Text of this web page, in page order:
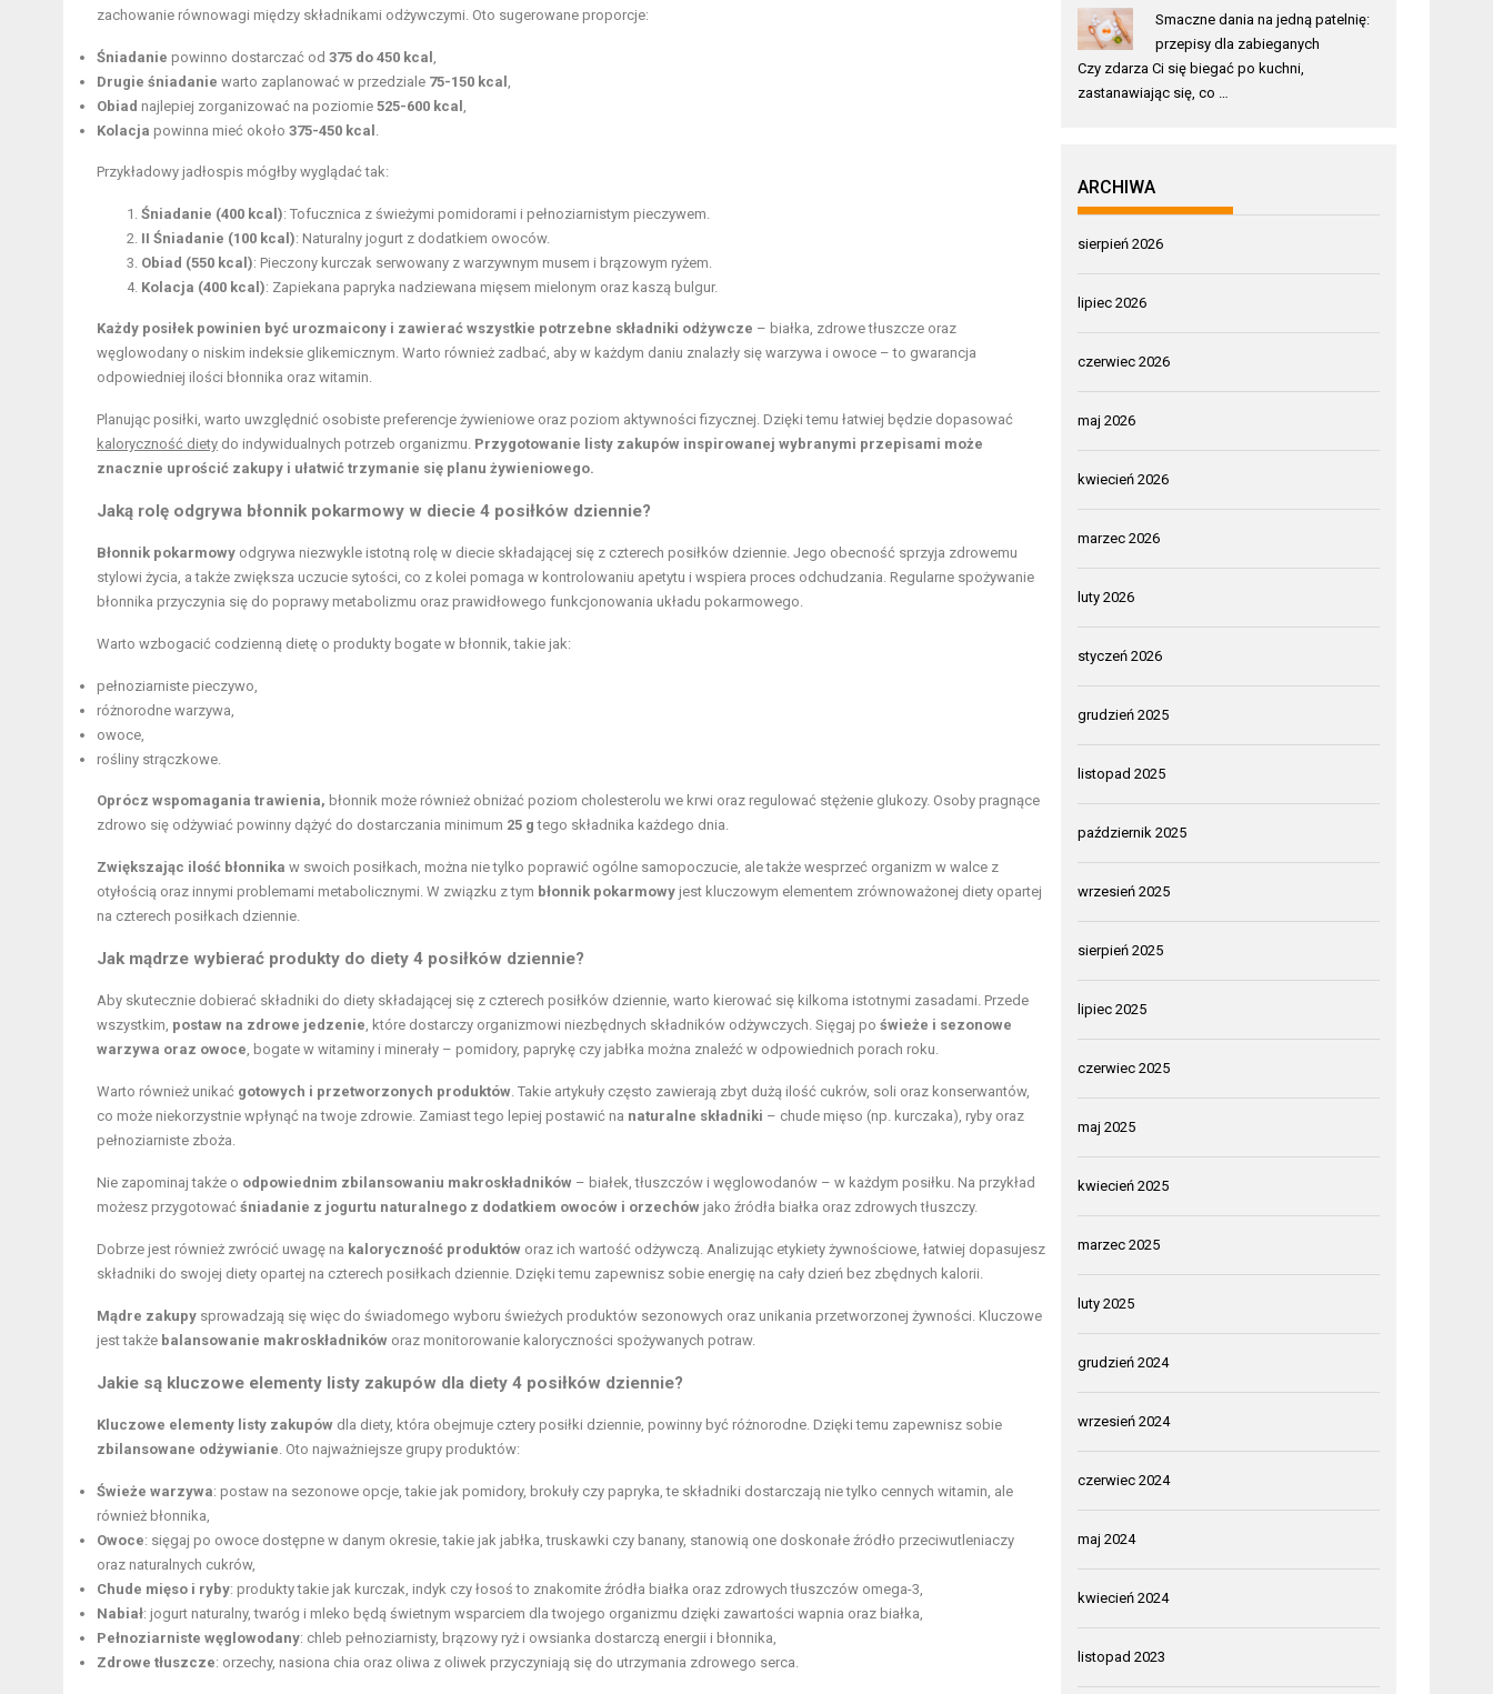
zachowanie równowagi między składnikami odżywczymi. Oto sugerowane proporcje:
Śniadanie powinno dostarczać od 375 do 450 kcal
Drugie śniadanie warto zaplanować w przedziale 75-150 kcal
Obiad najlepiej zorganizować na poziomie 525-600 kcal
Kolacja powinna mieć około 375-450 kcal
Przykładowy jadłospis mógłby wyglądać tak:
Śniadanie (400 kcal): Tofucznica z świeżymi pomidorami i pełnoziarnistym pieczywem.
II Śniadanie (100 kcal): Naturalny jogurt z dodatkiem owoców.
Obiad (550 kcal): Pieczony kurczak serwowany z warzywnym musem i brązowym ryżem.
Kolacja (400 kcal): Zapiekana papryka nadziewana mięsem mielonym oraz kaszą bulgur.
Każdy posiłek powinien być urozmaicony i zawierać wszystkie potrzebne składniki odżywcze – białka, zdrowe tłuszcze oraz
węglowodany o niskim indeksie glikemicznym. Warto również zadbać, aby w każdym daniu znalazły się warzywa i owoce – to gwarancja
odpowiedniej ilości błonnika oraz witamin.
Planując posiłki, warto uwzględnić osobiste preferencje żywieniowe oraz poziom aktywności fizycznej. Dzięki temu łatwiej będzie dopasować
kaloryczność diety do indywidualnych potrzeb organizmu. Przygotowanie listy zakupów inspirowanej wybranymi przepisami może
znacznie uprościć zakupy i ułatwić trzymanie się planu żywieniowego.
Jaką rolę odgrywa błonnik pokarmowy w diecie 4 posiłków dziennie?
Błonnik pokarmowy odgrywa niezwykle istotną rolę w diecie składającej się z czterech posiłków dziennie. Jego obecność sprzyja zdrowemu
stylowi życia, a także zwiększa uczucie sytości, co z kolei pomaga w kontrolowaniu apetytu i wspiera proces odchudzania. Regularne spożywanie
błonnika przyczynia się do poprawy metabolizmu oraz prawidłowego funkcjonowania układu pokarmowego.
Warto wzbogacić codzienną dietę o produkty bogate w błonnik, takie jak:
pełnoziarniste pieczywo,
różnorodne warzywa,
owoce,
rośliny strączkowe.
Oprócz wspomagania trawienia, błonnik może również obniżać poziom cholesterolu we krwi oraz regulować stężenie glukozy. Osoby pragnące
zdrowo się odżywiać powinny dążyć do dostarczania minimum 25 g tego składnika każdego dnia.
Zwiększając ilość błonnika w swoich posiłkach, można nie tylko poprawić ogólne samopoczucie, ale także wesprzeć organizm w walce z
otyłością oraz innymi problemami metabolicznymi. W związku z tym błonnik pokarmowy jest kluczowym elementem zrównoważonej diety opartej
na czterech posiłkach dziennie.
Jak mądrze wybierać produkty do diety 4 posiłków dziennie?
Aby skutecznie dobierać składniki do diety składającej się z czterech posiłków dziennie, warto kierować się kilkoma istotnymi zasadami. Przede
wszystkim, postaw na zdrowe jedzenie , które dostarczy organizmowi niezbędnych składników odżywczych. Sięgaj po świeże i sezonowe
warzywa oraz owoce , bogate w witaminy i minerały – pomidory, paprykę czy jabłka można znaleźć w odpowiednich porach roku.
Warto również unikać gotowych i przetworzonych produktów . Takie artykuły często zawierają zbyt dużą ilość cukrów, soli oraz konserwantów,
co może niekorzystnie wpłynąć na twoje zdrowie. Zamiast tego lepiej postawić na naturalne składniki – chude mięso (np. kurczaka), ryby oraz
pełnoziarniste zboża.
Nie zapominaj także o odpowiednim zbilansowaniu makroskładników – białek, tłuszczów i węglowodanów – w każdym posiłku. Na przykład
możesz przygotować śniadanie z jogurtu naturalnego z dodatkiem owoców i orzechów jako źródła białka oraz zdrowych tłuszczy.
Dobrze jest również zwrócić uwagę na kaloryczność produktów oraz ich wartość odżywczą. Analizując etykiety żywnościowe, łatwiej dopasujesz
składniki do swojej diety opartej na czterech posiłkach dziennie. Dzięki temu zapewnisz sobie energię na cały dzień bez zbędnych kalorii.
Mądre zakupy sprowadzają się więc do świadomego wyboru świeżych produktów sezonowych oraz unikania przetworzonej żywności. Kluczowe
jest także balansowanie makroskładników oraz monitorowanie kaloryczności spożywanych potraw.
Jakie są kluczowe elementy listy zakupów dla diety 4 posiłków dziennie?
Kluczowe elementy listy zakupów dla diety, która obejmuje cztery posiłki dziennie, powinny być różnorodne. Dzięki temu zapewnisz sobie
zbilansowane odżywianie . Oto najważniejsze grupy produktów:
Świeże warzywa: postaw na sezonowe opcje, takie jak pomidory, brokuły czy papryka, te składniki dostarczają nie tylko cennych witamin, ale
również błonnika,
Owoce: sięgaj po owoce dostępne w danym okresie, takie jak jabłka, truskawki czy banany, stanowią one doskonałe źródło przeciwutleniaczy
oraz naturalnych cukrów,
Chude mięso i ryby: produkty takie jak kurczak, indyk czy łosoś to znakomite źródła białka oraz zdrowych tłuszczów omega-3,
Nabiał: jogurt naturalny, twaróg i mleko będą świetnym wsparciem dla twojego organizmu dzięki zawartości wapnia oraz białka,
Pełnoziarniste węglowodany: chleb pełnoziarnisty, brązowy ryż i owsianka dostarczą energii i błonnika,
Zdrowe tłuszcze: orzechy, nasiona chia oraz oliwa z oliwek przyczyniają się do utrzymania zdrowego serca.
Smaczne dania na jedną patelnię:
przepisy dla zabieganych
Czy zdarza Ci się biegać po kuchni,
zastanawiając się, co …
ARCHIWA
sierpień 2026
lipiec 2026
czerwiec 2026
maj 2026
kwiecień 2026
marzec 2026
luty 2026
styczeń 2026
grudzień 2025
listopad 2025
październik 2025
wrzesień 2025
sierpień 2025
lipiec 2025
czerwiec 2025
maj 2025
kwiecień 2025
marzec 2025
luty 2025
grudzień 2024
wrzesień 2024
czerwiec 2024
maj 2024
kwiecień 2024
listopad 2023